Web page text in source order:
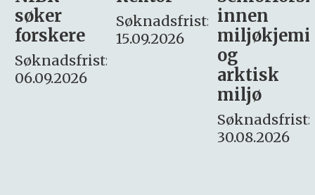
Søknadsfrist:
15.09.2026
innen
miljøkjemi
søker
– fast
Søknadsfrist:
16. august.